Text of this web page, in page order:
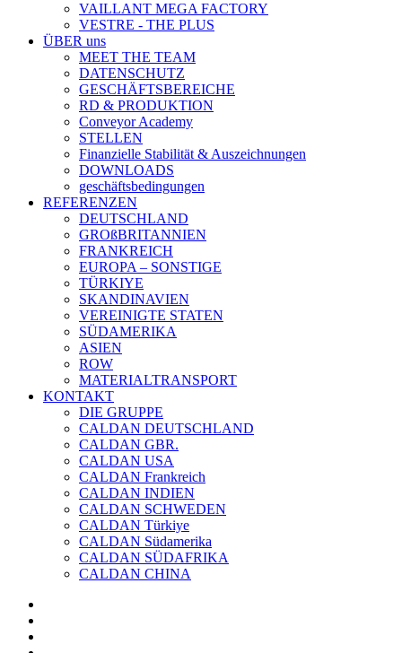
VAILLANT MEGA FACTORY
VESTRE - THE PLUS
ÜBER uns
MEET THE TEAM
DATENSCHUTZ
GESCHÄFTSBEREICHE
RD & PRODUKTION
Conveyor Academy
STELLEN
Finanzielle Stabilität & Auszeichnungen
DOWNLOADS
geschäftsbedingungen
REFERENZEN
DEUTSCHLAND
GROßBRITANNIEN
FRANKREICH
EUROPA – SONSTIGE
TÜRKIYE
SKANDINAVIEN
VEREINIGTE STATEN
SÜDAMERIKA
ASIEN
ROW
MATERIALTRANSPORT
KONTAKT
DIE GRUPPE
CALDAN DEUTSCHLAND
CALDAN GBR.
CALDAN USA
CALDAN Frankreich
CALDAN INDIEN
CALDAN SCHWEDEN
CALDAN Türkiye
CALDAN Südamerika
CALDAN SÜDAFRIKA
CALDAN CHINA